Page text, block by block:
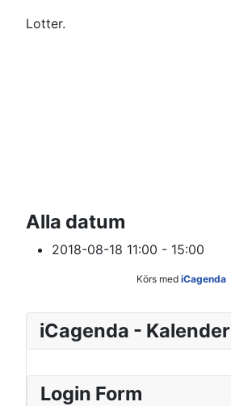
Lotter.
Alla datum
2018-08-18 11:00 - 15:00
Körs med iCagenda
iCagenda - Kalender
Login Form